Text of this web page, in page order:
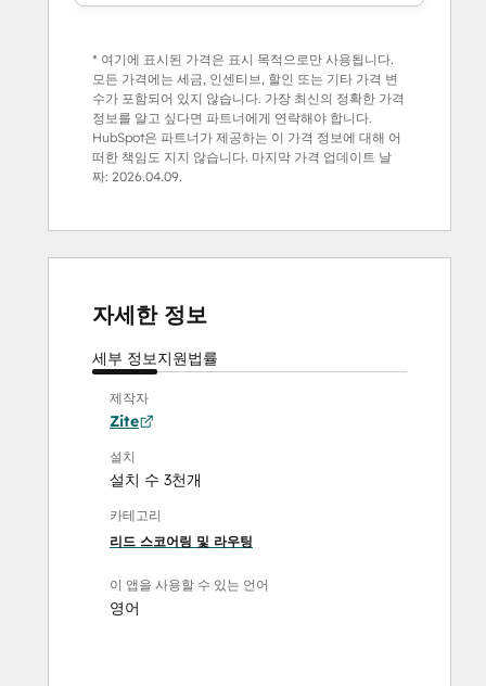
* 여기에 표시된 가격은 표시 목적으로만 사용됩니다.
모든 가격에는 세금, 인센티브, 할인 또는 기타 가격 변
수가 포함되어 있지 않습니다. 가장 최신의 정확한 가격
정보를 알고 싶다면 파트너에게 연락해야 합니다.
HubSpot은 파트너가 제공하는 이 가격 정보에 대해 어
떠한 책임도 지지 않습니다. 마지막 가격 업데이트 날
짜: 2026.04.09.
자세한 정보
세부 정보지원법률
제작자
Zite
설치
설치 수 3천개
카테고리
리드 스코어링 및 라우팅
이 앱을 사용할 수 있는 언어
영어